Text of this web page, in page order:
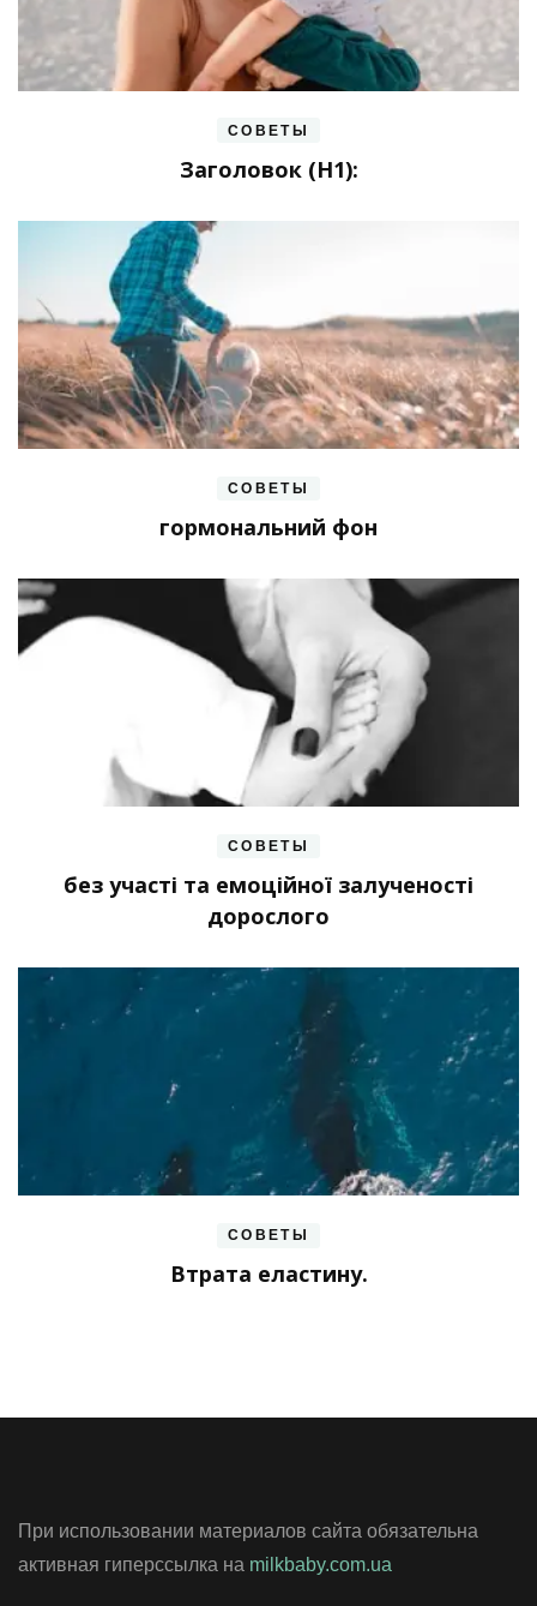
СОВЕТЫ
Заголовок (H1):
СОВЕТЫ
гормональний фон
СОВЕТЫ
без участі та емоційної залученості
дорослого
СОВЕТЫ
Втрата еластину.
При использовании материалов сайта обязательна
активная гиперссылка на milkbaby.com.ua